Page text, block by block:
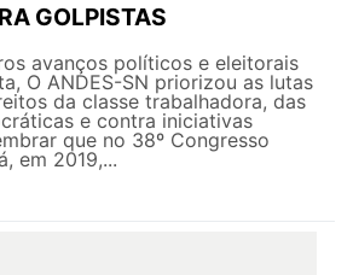
GOLPISTAS
avanços políticos e eleitorais
O ANDES-SN priorizou as lutas
da classe trabalhadora, das
e contra iniciativas
que no 38º Congresso
em 2019,...